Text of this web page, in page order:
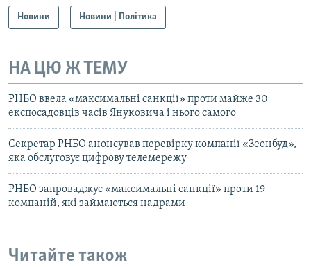
Новини Новини | Політика
НА ЦЮ Ж ТЕМУ
РНБО ввела «максимальні санкції» проти майже 30
експосадовців часів Януковича і нього самого
Секретар РНБО анонсував перевірку компанії «Зеонбуд»,
яка обслуговує цифрову телемережу
РНБО запроваджує «максимальні санкції» проти 19
компаній, які займаються надрами
Читайте також